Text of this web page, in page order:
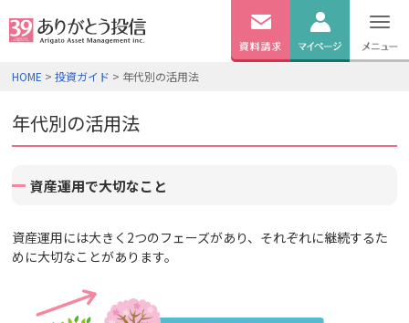
HOME >投資ガイド > 年代別の活用法
年代別の活用法
資産運用で大切なこと
資産運用には大きく2つのフェーズがあり、それぞれに継続するた
めに大切なことがあります。